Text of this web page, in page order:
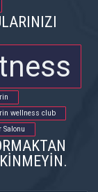
wellness club
Salonu